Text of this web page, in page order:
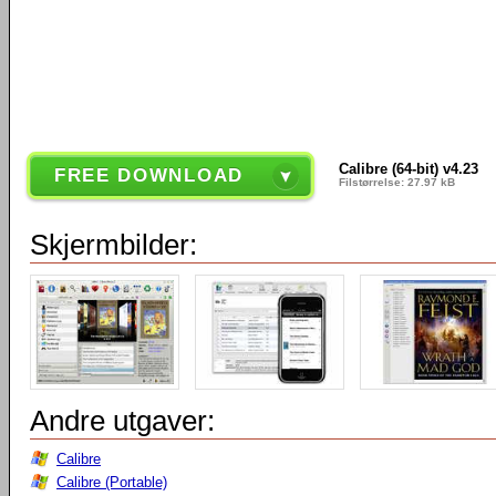
FREE DOWNLOAD Calibre (64-bit) v4.23
Filstørrelse: 27.97 kB
Skjermbilder:
Andre utgaver:
Calibre
Calibre (Portable)